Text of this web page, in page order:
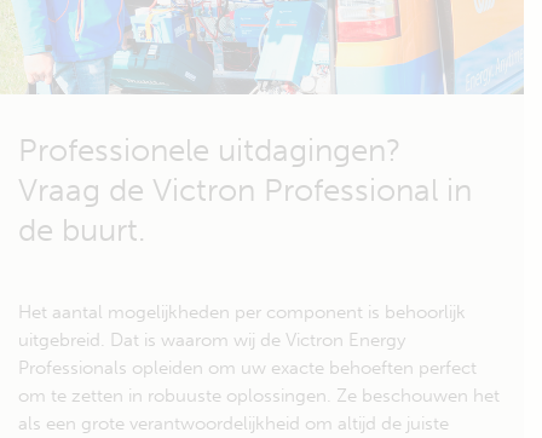
Professionele uitdagingen?
Vraag de Victron Professional in
de buurt.
Het aantal mogelijkheden per component is behoorlijk
uitgebreid. Dat is waarom wij de Victron Energy
Professionals opleiden om uw exacte behoeften perfect
om te zetten in robuuste oplossingen. Ze beschouwen het
als een grote verantwoordelijkheid om altijd de juiste